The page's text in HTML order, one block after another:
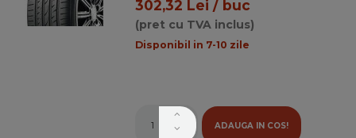
302,32 Lei / buc
(pret cu TVA inclus)
Disponibil in 7-10 zile
ADAUGA IN COS!